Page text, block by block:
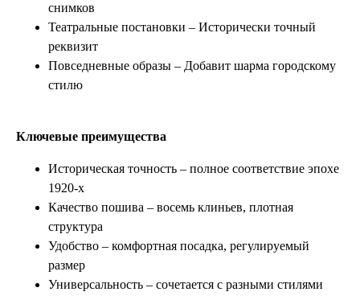
снимков
Театральные постановки – Исторически точный
реквизит
Повседневные образы – Добавит шарма городскому
стилю
Ключевые преимущества
Историческая точность – полное соответствие эпохе
1920-х
Качество пошива – восемь клиньев, плотная
структура
Удобство – комфортная посадка, регулируемый
размер
Универсальность – сочетается с разными стилями